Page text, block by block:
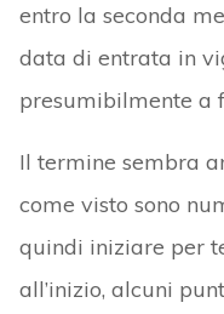
entro la seconda
data di entrata in
presumibilmente a
Il termine sembra
come visto sono
quindi iniziare per
all’inizio, alcuni